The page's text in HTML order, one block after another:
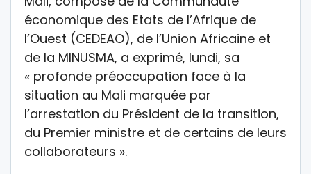
économique des Etats de l’Afrique de
l’Ouest (CEDEAO), de l’Union Africaine et
de la MINUSMA, a exprimé, lundi, sa
« profonde préoccupation face à la
situation au Mali marquée par
l’arrestation du Président de la transition,
du Premier ministre et de certains de leurs
collaborateurs ».